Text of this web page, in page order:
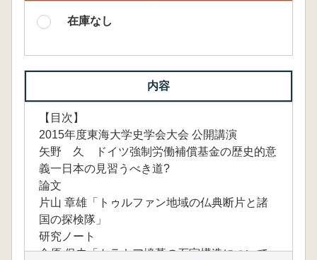
在庫なし
内容
【目次】
2015年度東海大学史学会大会 公開講演
矢野 久 ドイツ強制労働補償基金の歴史的意
義一日本の見習うべき道?
論文
片山 章雄「トゥルファン地域の仏典断片と諸
国の探検隊」
研究ノート
金原 保夫「トラキア墳墓の石室構造について